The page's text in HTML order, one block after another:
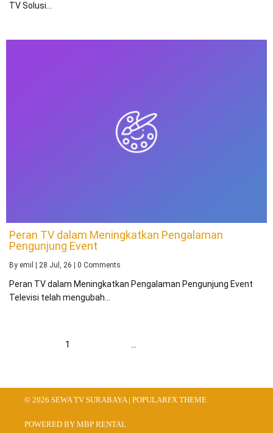
TV Solusi…
Peran TV dalam Meningkatkan Pengalaman
Pengunjung Event
By emil 28 Jul, 26 0 Comments
Peran TV dalam Meningkatkan Pengalaman Pengunjung Event
Televisi telah mengubah…
1
© 2026 SEWA TV SURABAYA | POPULARFX THEME
POWERED BY MBP RENTAL